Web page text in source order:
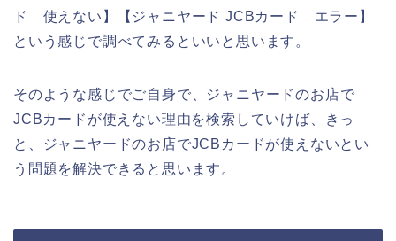
ド 使えない】【ジャニヤード JCBカード エラー】
という感じで調べてみるといいと思います。
そのような感じでご自身で、ジャニヤードのお店で
JCBカードが使えない理由を検索していけば、きっ
と、ジャニヤードのお店でJCBカードが使えないとい
う問題を解決できると思います。